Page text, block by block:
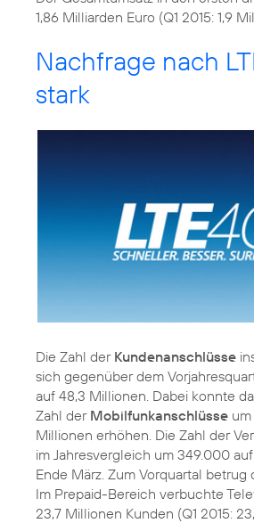
1,86 Milliarden Euro (Q1 2015: 1,9
Nachfrage nach
stark
Die Zahl der Kundenanschlüsse
sich gegenüber dem
auf 48,3 Millionen. Dabei konnte
Zahl der Mobilfunkanschlüsse
Millionen erhöhen. Die Zahl der
im Jahresvergleich um 349.000
Ende März. Zum Vorquartal betrug
Im Prepaid-Bereich verbuchte
23,7 Millionen Kunden (Q1 2015: